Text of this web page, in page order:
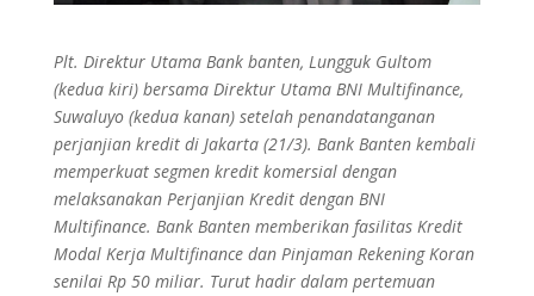
Plt. Direktur Utama Bank banten, Lungguk Gultom
(kedua kiri) bersama Direktur Utama BNI Multifinance,
Suwaluyo (kedua kanan) setelah penandatanganan
perjanjian kredit di Jakarta (21/3). Bank Banten kembali
memperkuat segmen kredit komersial dengan
melaksanakan Perjanjian Kredit dengan BNI
Multifinance. Bank Banten memberikan fasilitas Kredit
Modal Kerja Multifinance dan Pinjaman Rekening Koran
senilai Rp 50 miliar. Turut hadir dalam pertemuan